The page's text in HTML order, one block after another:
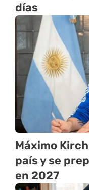
días
Máximo
país y se
en 2027